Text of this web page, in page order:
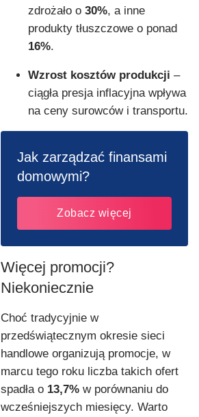
zdrożało o 30%, a inne
produkty tłuszczowe o ponad
16%.
Wzrost kosztów produkcji –
ciągła presja inflacyjna wpływa
na ceny surowców i transportu.
Jak zarządzać finansami
domowymi?
Zobacz więcej
Więcej promocji?
Niekoniecznie
Choć tradycyjnie w
przedświątecznym okresie sieci
handlowe organizują promocje, w
marcu tego roku liczba takich ofert
spadła o 13,7% w porównaniu do
wcześniejszych miesięcy. Warto